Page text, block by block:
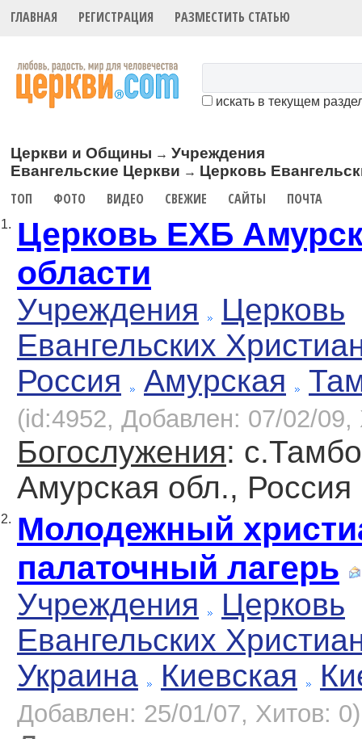
ГЛАВНАЯ РЕГИСТРАЦИЯ РАЗМЕСТИТЬ СТАТЬЮ
искать в текущем
Церкви и Общины → Учреждения
Евангельские Церкви → Церковь
ТОП ФОТО ВИДЕО СВЕЖИЕ САЙТЫ ПОЧТА
1. Церковь ЕХБ
области
Учреждения
Церковь
Евангельских
Россия
Амурская
(id:4952, Добавлен: 07/02/09,
Богослужения:
Амурская обл., Россия
2. Молодежный
палаточный лагерь
Учреждения
Церковь
Евангельских
Украина
Киевская
Добавлен: 25/01/07, Хитов: 0)